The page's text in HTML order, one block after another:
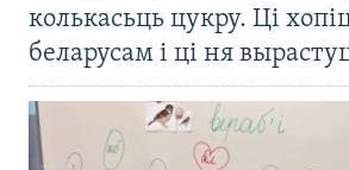
колькасьць цукру. Ці
беларусам і ці ня